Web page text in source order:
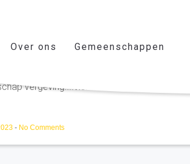
Over ons Gemeenschappen
vergeving....vier het leven
- No Comments